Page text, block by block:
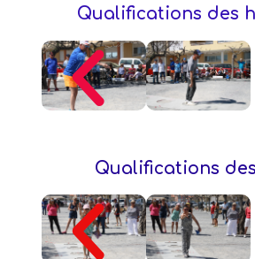
Qualifications des
Qualifications